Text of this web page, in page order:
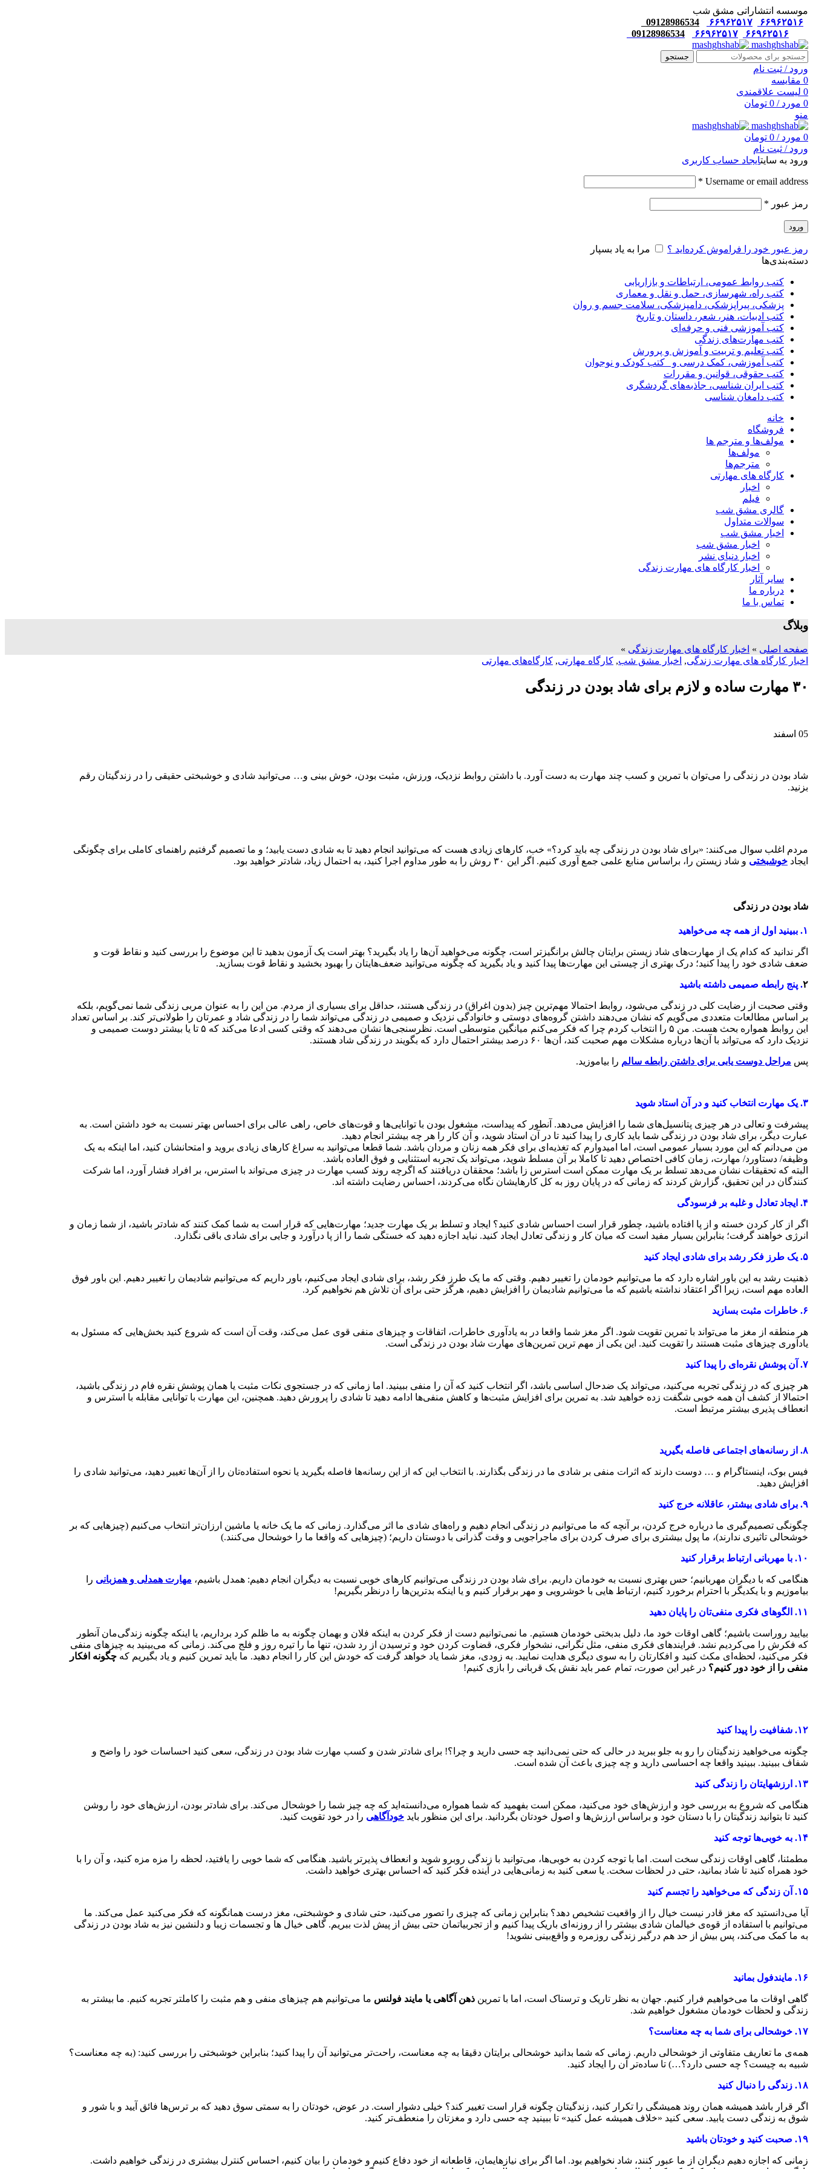
موسسه انتشاراتی مشق شب
۶۶۹۶۲۵۱۶
۶۶۹۶۲۵۱۷
09128986534
۶۶۹۶۲۵۱۶
۶۶۹۶۲۵۱۷ 09128986534
جستجو
ورود / ثبت نام
0 مقایسه
0 لیست علاقمندی
0 مورد /
0 تومان
منو
0 مورد /
0 تومان
ورود / ثبت نام
ورود به سایتایجاد حساب کاربری
Username or email address
*
رمز عبور *
ورود
رمز عبور خود را فراموش کرده‌اید ؟
مرا به یاد بسپار
دسته‌بندی‌ها
کتب روابط عمومی، ارتباطات و بازاریابی
کتب راه، شهرسازی، حمل و نقل و معماری
پزشکی، پیراپزشکی، دامپزشکی، سلامت جسم و روان
کتب ادبیات، هنر، شعر، داستان و تاریخ
کتب آموزشی فنی و حرفه‌ای
کتب مهارت‌های زندگی
کتب تعلیم و تربیت و آموزش و پرورش
کتب آموزشی، کمک درسی و _کتب کودک و نوجوان
کتب حقوقی، قوانین و مقررات
کتب ایران شناسی، جاذبه‌های گردشگری
کتب دامغان شناسی
خانه
فروشگاه
مولف‌ها و مترجم ها
مولف‌ها
مترجم‌ها
کارگاه های مهارتی
اخبار
فیلم
گالری مشق شب
سوالات متداول
اخبار مشق شب
اخبار مشق شب
اخبار دنیای نشر
اخبار کارگاه های مهارت زندگی
سایر آثار
درباره ما
تماس با ما
وبلاگ
صفحه اصلی » اخبار کارگاه های مهارت زندگی »
اخبار کارگاه های مهارت زندگی, اخبار مشق شب, کارگاه مهارتی, کارگاه‌های مهارتی
۳۰ مهارت ساده و لازم برای شاد بودن در زندگی
05 اسفند
شاد بودن در زندگی را می‌توان با تمرین و کسب چند مهارت به دست آورد. با داشتن روابط نزدیک، ورزش، مثبت بودن، خوش بینی و… می‌توانید شادی و خوشبختی حقیقی را در زندگیتان رقم
بزنید.
مردم اغلب سوال می‌کنند: «برای شاد بودن در زندگی چه باید کرد؟» خب، کار‌های زیادی هست که می‌توانید انجام دهید تا به شادی دست یابید؛ و ما تصمیم گرفتیم راهنمای کاملی برای چگونگی
ایجاد خوشبختی و شاد زیستن را، براساس منابع علمی جمع آوری کنیم. اگر این ۳۰ روش را به طور مداوم اجرا کنید، به احتمال زیاد، شادتر خواهید بود.
شاد بودن در زندگی
۱. ببینید اول از همه چه می‌خواهید
اگر ندانید که کدام یک از مهارت‌های شاد زیستن برایتان چالش برانگیزتر است، چگونه می‌خواهید آن‌ها را یاد بگیرید؟ بهتر است یک آزمون بدهید تا این موضوع را بررسی کنید و نقاط قوت و
ضعف شادی خود را پیدا کنید؛ درک بهتری از چیستی این مهارت‌ها پیدا کنید و یاد بگیرید که چگونه می‌توانید ضعف‌هایتان را بهبود بخشید و نقاط قوت بسازید.
۲. پنج رابطه صمیمی داشته باشید
وقتی صحبت از رضایت کلی در زندگی می‌شود، روابط احتمالا مهم‌ترین چیز (بدون اغراق) در زندگی هستند، حداقل برای بسیاری از مردم. من این را به عنوان مربی زندگی شما نمی‌گویم، بلکه
بر اساس مطالعات متعددی می‌گویم که نشان می‌دهند داشتن گروه‌های دوستی و خانوادگی نزدیک و صمیمی در زندگی می‌تواند شما را در زندگی شاد و عمرتان را طولانی‌تر کند. بر اساس تعداد
این روابط همواره بحث هست. من ۵ را انتخاب کردم چرا که فکر می‌کنم میانگین متوسطی است. نظرسنجی‌ها نشان می‌دهند که وقتی کسی ادعا می‌کند که ۵ تا یا بیشتر دوست صمیمی و
نزدیک دارد که می‌تواند با آن‌ها درباره مشکلات مهم صحبت کند، آن‌ها ۶۰ درصد بیشتر احتمال دارد که بگویند در زندگی شاد هستند.
پس مراحل دوست یابی برای داشتن رابطه سالم را بیاموزید.
۳. یک مهارت انتخاب کنید و در آن استاد شوید
پیشرفت و تعالی در هر چیزی پتانسیل‌های شما را افزایش می‌دهد. آنطور که پیداست، مشغول بودن با توانایی‌ها و قوت‌های خاص، راهی عالی برای احساس بهتر نسبت به خود داشتن است. به
عبارت دیگر، برای شاد بودن در زندگی شما باید کاری را پیدا کنید تا در آن استاد شوید، و آن کار را هر چه بیشتر انجام دهید.
من می‌دانم که این مورد بسیار عمومی است، اما امیدوارم که تغذیه‌ای برای فکر همه زنان و مردان باشد. شما قطعا می‌توانید به سراغ کار‌های زیادی بروید و امتحانشان کنید، اما اینکه به یک
وظیفه/ دستاورد/ مهارت، زمان کافی اختصاص دهید تا کاملا بر آن مسلط شوید، می‌تواند یک تجربه استثنایی و فوق العاده باشد.
البته که تحقیقات نشان می‌دهد تسلط بر یک مهارت ممکن است استرس زا باشد؛ محققان دریافتند که اگرچه روند کسب مهارت در چیزی می‌تواند با استرس، بر افراد فشار آورد، اما شرکت
کنندگان در این تحقیق، گزارش کردند که زمانی که در پایان روز به کل کارهایشان نگاه می‌کردند، احساس رضایت داشته اند.
۴. ایجاد تعادل و غلبه بر فرسودگی
اگر از کار کردن خسته و از پا افتاده باشید، چطور قرار است احساس شادی کنید؟ ایجاد و تسلط بر یک مهارت جدید؛ مهارت‌هایی که قرار است به شما کمک کنند که شادتر باشید، از شما زمان و
انرژی خواهند گرفت؛ بنابراین بسیار مفید است که میان کار و زندگی تعادل ایجاد کنید. نباید اجازه دهید که خستگی شما را از پا درآورد و جایی برای شادی باقی نگذارد.
۵. یک طرز فکر رشد برای شادی ایجاد کنید
ذهنیت رشد به این باور اشاره دارد که ما می‌توانیم خودمان را تغییر دهیم. وقتی که ما یک طرز فکر رشد، برای شادی ایجاد می‌کنیم، باور داریم که می‌توانیم شادیمان را تغییر دهیم. این باور فوق
العاده مهم است، زیرا اگر اعتقاد نداشته باشیم که ما می‌توانیم شادیمان را افزایش دهیم، هرگز حتی برای آن تلاش هم نخواهیم کرد.
۶. خاطرات مثبت بسازید
هر منطقه از مغز ما می‌تواند با تمرین تقویت شود. اگر مغز شما واقعا در به یادآوری خاطرات، اتفاقات و چیز‌های منفی قوی عمل می‌کند، وقت آن است که شروع کنید بخش‌هایی که مسئول به
یادآوری چیز‌های مثبت هستند را تقویت کنید. این یکی از مهم ترین تمرین‌های مهارت شاد بودن در زندگی است.
۷. آن پوشش نقره‌ای را پیدا کنید
هر چیزی که در زندگی تجربه می‌کنید، می‌تواند یک ضد‌حال اساسی باشد، اگر انتخاب کنید که آن را منفی ببینید. اما زمانی که در جستجوی نکات مثبت یا همان پوشش نقره فام در زندگی باشید،
احتمالا از کشف آن همه خوبی شگفت زده خواهید شد. به تمرین برای افزایش مثبت‌ها و کاهش منفی‌ها ادامه دهید تا شادی را پرورش دهید. همچنین، این مهارت با توانایی مقابله با استرس و
انعطاف پذیری بیشتر مرتبط است.
۸. از رسانه‌های اجتماعی فاصله بگیرید
فیس بوک، اینستاگرام و … دوست دارند که اثرات منفی بر شادی ما در زندگی بگذارند. با انتخاب این که از این رسانه‌ها فاصله بگیرید یا نحوه استفاده‌تان را از آن‌ها تغییر دهید، می‌توانید شادی را
افزایش دهید.
۹. برای شادی بیشتر، عاقلانه خرج کنید
چگونگی تصمیم‌گیری ما درباره خرج کردن، بر آنچه که ما می‌توانیم در زندگی انجام دهیم و راه‌های شادی ما اثر می‌گذارد. زمانی که ما یک خانه یا ماشین ارزان‌تر انتخاب می‌کنیم (چیز‌هایی که بر
خوشحالی تاثیری ندارند)، ما پول بیشتری برای صرف کردن برای ماجراجویی و وقت گذرانی با دوستان داریم؛ (چیز‌هایی که واقعا ما را خوشحال می‌کنند.)
۱۰. با مهربانی ارتباط برقرار کنید
هنگامی که با دیگران مهربانیم؛ حس بهتری نسبت به خودمان داریم. برای شاد بودن در زندگی می‌توانیم کار‌های خوبی نسبت به دیگران انجام دهیم: همدل باشیم، مهارت همدلی و همزبانی را
بیاموزیم و با یکدیگر با احترام برخورد کنیم، ارتباط ‌هایی با خوشرویی و مهر برقرار کنیم و یا اینکه بدترین‌ها را درنظر بگیریم!
۱۱. الگو‌های فکری منفی‌تان را پایان دهید
بیایید روراست باشیم؛ گاهی اوقات خود ما، دلیل بدبختی خودمان هستیم. ما نمی‌توانیم دست از فکر کردن به اینکه فلان و بهمان چگونه به ما ظلم کرد برداریم، یا اینکه چگونه زندگی‌مان آنطور
که فکرش را می‌کردیم نشد. فرایند‌های فکری منفی، مثل نگرانی، نشخوار فکری، قضاوت کردن خود و ترسیدن از رد شدن، تنها ما را تیره روز و فلج می‌کند. زمانی که می‌بینید به چیز‌های منفی
فکر می‌کنید، لحظه‌ای مکث کنید و افکارتان را به سوی دیگری هدایت نمایید. به زودی، مغز شما یاد خواهد گرفت که خودش این کار را انجام دهید. ما باید تمرین کنیم و یاد بگیریم که چگونه افکار
منفی را از خود دور کنیم؟ در غیر این صورت، تمام عمر باید نقش یک قربانی را بازی کنیم!
۱۲. شفافیت را پیدا کنید
چگونه می‌خواهید زندگیتان را رو به جلو ببرید در حالی که حتی نمی‌دانید چه حسی دارید و چرا؟! برای شاد‌تر شدن و کسب مهارت شاد بودن در زندگی، سعی کنید احساسات خود را واضح و
شفاف ببینید. ببینید واقعا چه احساسی دارید و چه چیزی باعث آن شده است.
۱۳. ارزشهایتان را زندگی کنید
هنگامی که شروع به بررسی خود و ارزش‌های خود می‌کنید، ممکن است بفهمید که شما همواره می‌دانسته‌اید که چه چیز شما را خوشحال می‌کند. برای شادتر بودن، ارزش‌های خود را روشن
کنید تا بتوانید زندگیتان را با دستان خود و براساس ارزش‌ها و اصول خودتان بگردانید. برای این منظور باید خودآگاهی را در خود تقویت کنید.
۱۴. به خوبی‌ها توجه کنید
مطمئنا، گاهی اوقات زندگی سخت است. اما با توجه کردن به خوبی‌ها، می‌توانید با زندگی روبرو شوید و انعطاف پذیرتر باشید. هنگامی که شما خوبی را یافتید، لحظه را مزه مزه کنید، و آن را با
خود همراه کنید تا شاد بمانید، حتی در لحظات سخت. یا سعی کنید به زمانی‌هایی در آینده فکر کنید که احساس بهتری خواهید داشت.
۱۵. آن زندگی که می‌خواهید را تجسم کنید
آیا می‌دانستید که مغز قادر نیست خیال را از واقعیت تشخیص دهد؟ بنابراین زمانی که چیزی را تصور می‌کنید، حتی شادی و خوشبختی، مغز درست همانگونه که فکر می‌کنید عمل می‌کند. ما
می‌توانیم با استفاده از قوه‌ی خیالمان شادی بیشتر را از روزنه‌ای باریک پیدا کنیم و از تجربیاتمان حتی بیش از پیش لذت ببریم. گاهی خیال ها و تجسمات زیبا و دلنشین نیز به شاد بودن در زندگی
به ما کمک می‌کند، پس بیش از حد هم درگیر زندگی روزمره و واقع‌بینی نشوید!
۱۶. مایندفول بمانید
گاهی اوقات ما می‌خواهیم فرار کنیم. جهان به نظر تاریک و ترسناک است، اما با تمرین ذهن آگاهی یا مایند فولنس ما می‌توانیم هم چیز‌های منفی و هم مثبت را کاملتر تجربه کنیم. ما بیشتر به
زندگی و لحظات خودمان مشغول خواهیم شد.
۱۷. خوشحالی برای شما به چه معناست؟
همه‌ی ما تعاریف متفاوتی از خوشحالی داریم. زمانی که شما بدانید خوشحالی برایتان دقیقا به چه معناست، راحت‌تر می‌توانید آن را پیدا کنید؛ بنابراین خوشبختی را بررسی کنید: (به چه معناست؟
شبیه به چیست؟ چه حسی دارد؟…) تا ساده‌تر آن را ایجاد کنید.
۱۸. زندگی را دنبال کنید
اگر قرار باشد همیشه همان روند همیشگی را تکرار کنید، زندگیتان چگونه قرار است تغییر کند؟ خیلی دشوار است. در عوض، خودتان را به سمتی سوق دهید که بر ترس‌ها فائق آیید و با شور و
شوق به زندگی دست یابید. سعی کنید «خلاف همیشه عمل کنید» تا ببینید چه حسی دارد و مغزتان را منعطف‌تر کنید.
۱۹. صحبت کنید و خودتان باشید
زمانی که اجازه دهیم دیگران از ما عبور کنند، شاد نخواهیم بود. اما اگر برای نیازهایمان، قاطعانه از خود دفاع کنیم و خودمان را بیان کنیم، احساس کنترل بیشتری در زندگی خواهیم داشت.